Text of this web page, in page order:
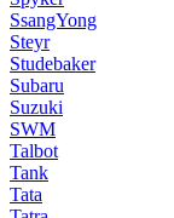
SsangYong
Steyr
Studebaker
Subaru
Suzuki
SWM
Talbot
Tank
Tata